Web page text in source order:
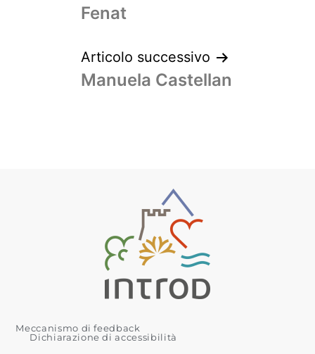
Fenat
Articolo successivo
Manuela Castellan
Meccanismo di feedback
Dichiarazione di accessibilità